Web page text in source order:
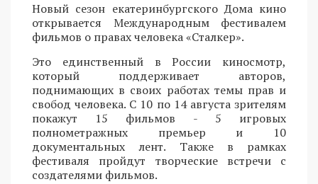
Новый сезон екатеринбургского Дома кино
открывается Международным фестивалем
фильмов о правах человека «Сталкер».
Это единственный в России киносмотр,
который поддерживает авторов,
поднимающих в своих работах темы прав и
свобод человека. С 10 по 14 августа зрителям
покажут 15 фильмов - 5 игровых
полнометражных премьер и 10
документальных лент. Также в рамках
фестиваля пройдут творческие встречи с
создателями фильмов.